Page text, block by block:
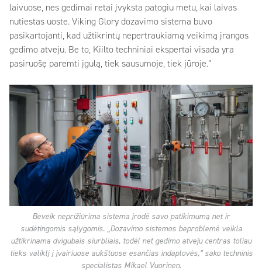
laivuose, nes gedimai retai įvyksta patogiu metu, kai laivas
nutiestas uoste. Viking Glory dozavimo sistema buvo
pasikartojanti, kad užtikrintų nepertraukiamą veikimą įrangos
gedimo atveju. Be to, Kiilto techniniai ekspertai visada yra
pasiruošę paremti įgulą, tiek sausumoje, tiek jūroje.”
Beveik neprižiūrima sistema įrodė savo patikimumą net ir
sudėtingomis sąlygomis. „Dozavimo sistemos beproblemė veikla
užtikrinama dvigubais siurbliais, todėl net gedimo atveju centras toliau
tieks valiklį į įvairiuose aukštuose esančias indaplovės,” sako techninis
specialistas Mikael Vuorinen.